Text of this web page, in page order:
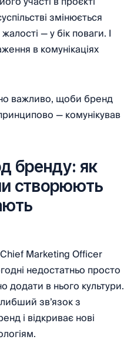
змінюється
— у бік поваги. І
в комунікаціях
важливо, щоби бренд
— комунікував
бренду: як
створюють
Marketing Officer
недостатньо просто
додати в нього культури.
зв’язок з
і відкриває нові